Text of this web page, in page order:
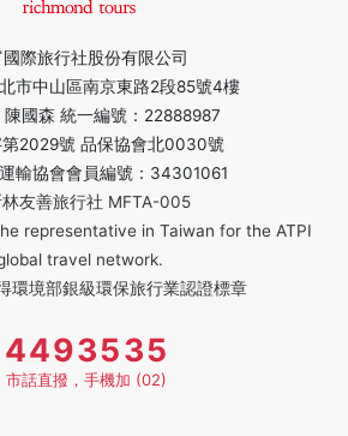
國際旅行社股份有限公司
市中山區南京東路2段85號4樓
陳國森 統一編號：22888987
2029號 品保協會北0030號
輸協會會員編號：34301061
友善旅行社 MFTA-005
representative in Taiwan for the ATPI
travel network.
環境部銀級環保旅行業認證標章
4493535
市話直撥，手機加 (02)